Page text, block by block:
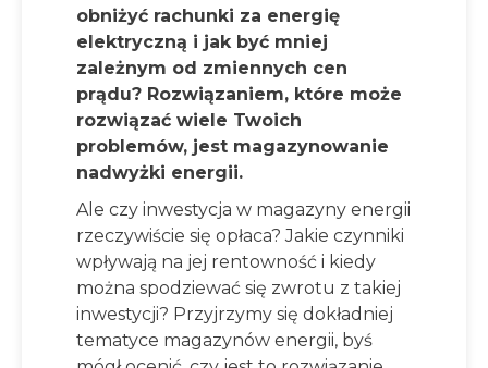
obniżyć rachunki za energię
elektryczną i jak być mniej
zależnym od zmiennych cen
prądu? Rozwiązaniem, które może
rozwiązać wiele Twoich
problemów, jest magazynowanie
nadwyżki energii.
Ale czy inwestycja w magazyny energii
rzeczywiście się opłaca? Jakie czynniki
wpływają na jej rentowność i kiedy
można spodziewać się zwrotu z takiej
inwestycji? Przyjrzymy się dokładniej
tematyce magazynów energii, byś